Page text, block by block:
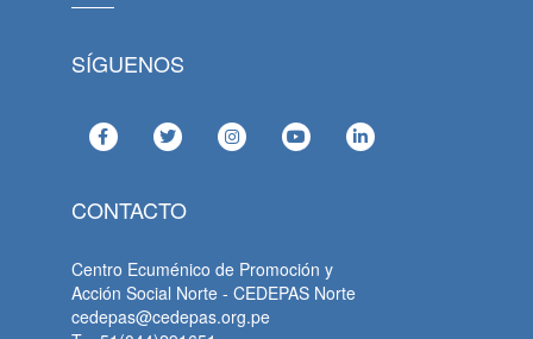
SÍGUENOS
CONTACTO
Centro Ecuménico de Promoción y
Acción Social Norte - CEDEPAS Norte
cedepas@cedepas.org.pe